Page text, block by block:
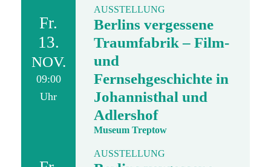
Fr.
13.
NOV.
09:00
Uhr
AUSSTELLUNG
Berlins vergessene
Traumfabrik – Film-
und
Fernsehgeschichte in
Johannisthal und
Adlershof
Museum Treptow
AUSSTELLUNG